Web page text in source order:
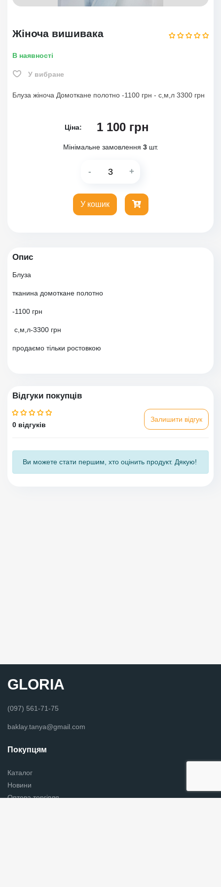
Жіноча вишивака
В наявності
У вибране
Блуза жіноча Домоткане полотно -1100 грн - с,м,л 3300 грн
Ціна: 1 100 грн
Мінімальне замовлення 3шт.
- +
У кошик
Опис
Блуза
тканина домоткане полотно
-1100 грн
с,м,л-3300 грн
продаємо тільки ростовкою
Відгуки покупців
0 відгуків
Залишити відгук
Ви можете стати першим, хто оцінить продукт. Дякую!
GLORIA
(097) 561-71-75
baklay.tanya@gmail.com
Покупцям
Каталог
Новини
Оптова торгівля